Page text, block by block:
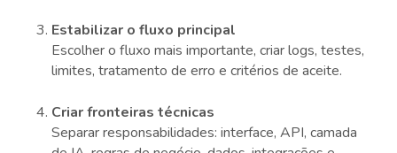
Estabilizar o fluxo principal
Escolher o fluxo mais importante, criar logs, testes,
limites, tratamento de erro e critérios de aceite.
Criar fronteiras técnicas
Separar responsabilidades: interface, API, camada